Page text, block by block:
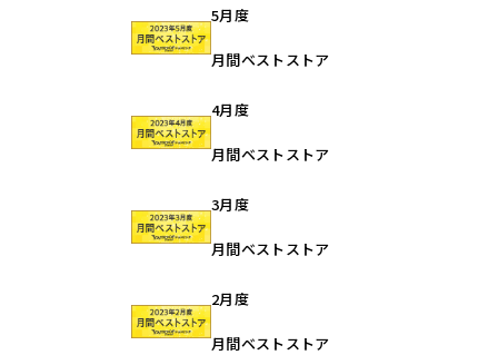
5月度
月間ベストストア
4月度
月間ベストストア
3月度
月間ベストストア
2月度
月間ベストストア